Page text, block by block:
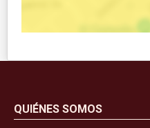
QUIÉNES SOMOS